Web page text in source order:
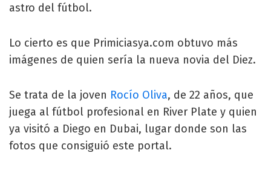
astro del fútbol.
Lo cierto es que Primiciasya.com obtuvo más
imágenes de quien sería la nueva novia del Diez.
Se trata de la joven Rocío Oliva, de 22 años, que
juega al fútbol profesional en River Plate y quien
ya visitó a Diego en Dubai, lugar donde son las
fotos que consiguió este portal.